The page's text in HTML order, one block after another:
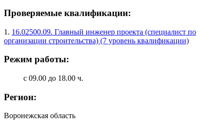
Проверяемые квалификации:
1. 16.02500.09. Главный инженер проекта (специалист по
организации строительства) (7 уровень квалификации)
Режим работы:
с 09.00 до 18.00 ч.
Регион:
Воронежская область